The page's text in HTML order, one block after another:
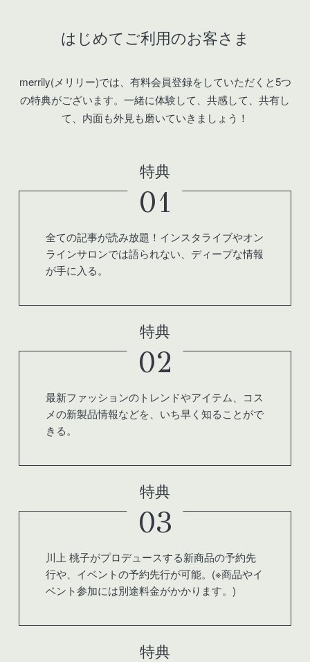
はじめてご利用のお客さま
merrily(メリリー)では、有料会員登録をしていただくと5つ
の特典がございます。 一緒に体験して、共感して、共有し
て、内面も外見も磨いていきましょう！
特典
01
全ての記事が読み放題！インスタライブやオン
ラインサロンでは語られない、ディープな情報
が手に入る。
特典
02
最新ファッションのトレンドやアイテム、コス
メの新製品情報などを、いち早く知ることがで
きる。
特典
03
川上 桃子がプロデュースする新商品の予約先
行や、イベントの予約先行が可能。(※商品やイ
ベント参加には別途料金がかかります。)
特典